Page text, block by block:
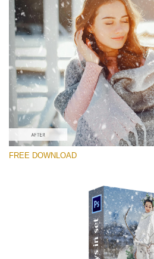
โปรดเลือก
Free PNG Overlay #8
Small 800*533px
Snowy Day (70 Overlays)
Large 6000*4000px
Grunge Collection
Large 6000*4000px
Large 6000*4000px
FREE DOWNLOAD